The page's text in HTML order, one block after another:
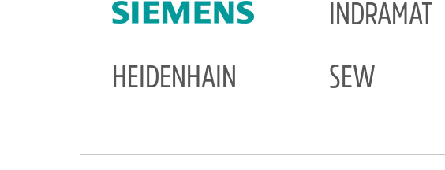
INDRAMAT
HEIDENHAIN
SEW